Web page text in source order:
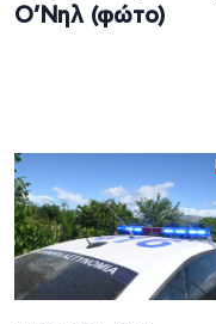
Ο’Νηλ (φώτο)